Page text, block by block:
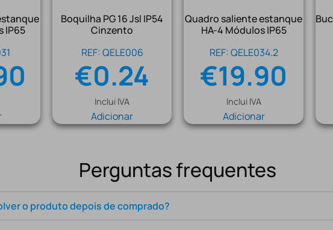
IP65
Boquilha PG 16 Jsl IP54
Cinzento
REF: QELE006
€0.24
Inclui IVA
Adicionar
Quadro saliente estanque
HA-4 Módulos IP65
REF: QELE034.2
€19.90
Inclui IVA
Adicionar
Perguntas frequentes
o produto depois de comprado?